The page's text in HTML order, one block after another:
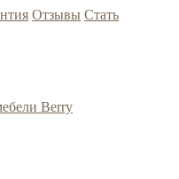
Отзывы Стать